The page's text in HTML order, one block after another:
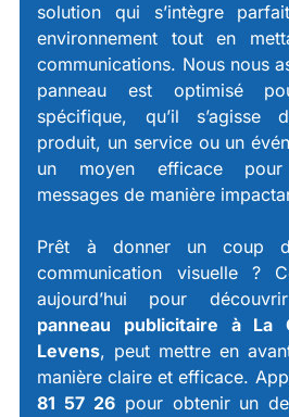
solution qui s’intègre
environnement tout en
communications. Nous nous
panneau est optimisé
spécifique, qu’il s’agisse
produit, un service ou un
un moyen efficace pour
messages de manière
Prêt à donner un coup
communication visuelle ?
aujourd’hui pour
panneau publicitaire à La
Levens, peut mettre en
manière claire et efficace.
81 57 26pour obtenir un